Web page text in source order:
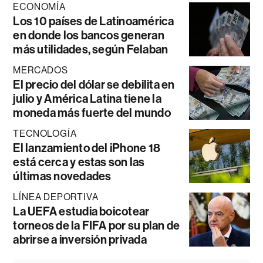
ECONOMÍA
Los 10 países de Latinoamérica
en donde los bancos generan
más utilidades, según Felaban
MERCADOS
El precio del dólar se debilita en
julio y América Latina tiene la
moneda más fuerte del mundo
TECNOLOGÍA
El lanzamiento del iPhone 18
está cerca y estas son las
últimas novedades
LÍNEA DEPORTIVA
La UEFA estudia boicotear
torneos de la FIFA por su plan de
abrirse a inversión privada